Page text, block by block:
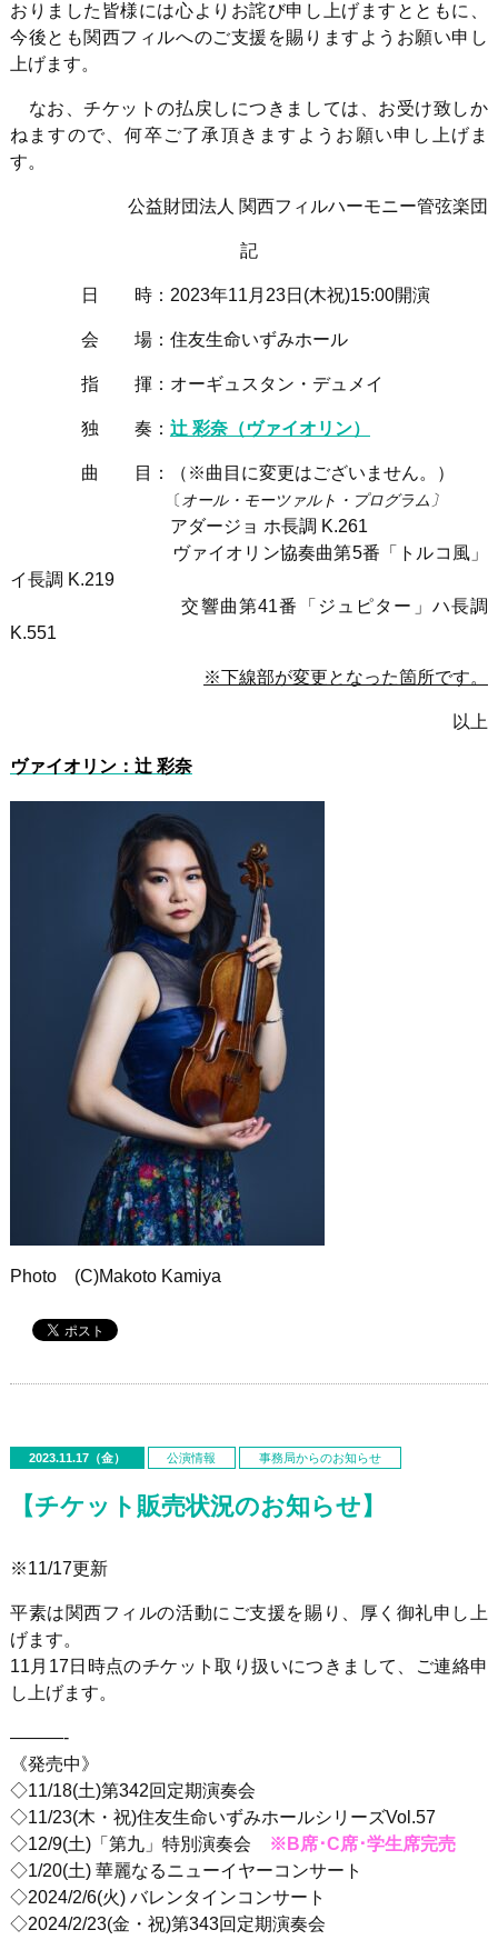
おりました皆様には心よりお詫び申し上げますとともに、
今後とも関西フィルへのご支援を賜りますようお願い申し
上げます。
なお、チケットの払戻しにつきましては、お受け致しか
ねますので、何卒ご了承頂きますようお願い申し上げま
す。
公益財団法人 関西フィルハーモニー管弦楽団
記
日 時： 2023年11月23日(木祝)15:00開演
会 場：住友生命いずみホール
指 揮：オーギュスタン・デュメイ
独 奏： 辻 彩奈（ヴァイオリン）
曲 目：（※曲目に変更はございません。）
〔 オール・モーツァルト・プログラム〕
アダージョ ホ長調 K.261
ヴァイオリン協奏曲第5番「トルコ風」
イ長調 K.219
交響曲第41番「ジュピター」ハ長調
K.551
※下線部が変更となった箇所です。
以上
ヴァイオリン： 辻 彩奈
Photo (C)Makoto Kamiya
2023.11.17（金） 公演情報 事務局からのお知らせ
【チケット販売状況のお知らせ】
※11/17更新
平素は関西フィルの活動にご支援を賜り、厚く御礼申し上
げます。
11月17日時点のチケット取り扱いにつきまして、ご連絡申
し上げます。
———-
《発売中》
◇11/18(土)第342回定期演奏会
◇11/23(木・祝)住友生命いずみホールシリーズVol.57
◇12/9(土)「第九」特別演奏会
※B席･C席･学生席完売
◇1/20(土) 華麗なるニューイヤーコンサート
◇2024/2/6(火) バレンタインコンサート
◇2024/2/23(金・祝)第343回定期演奏会